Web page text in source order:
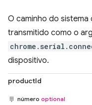
O caminho do sistema
transmitido como o
dispositivo.
productId
número optional